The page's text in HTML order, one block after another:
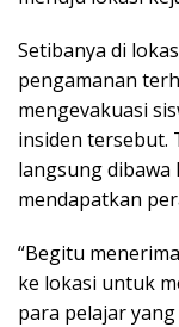
Setibanya di
pengamanan
mengevakuasi
insiden tersebut.
langsung dibawa
mendapatkan
“Begitu
ke lokasi untuk
para pelajar